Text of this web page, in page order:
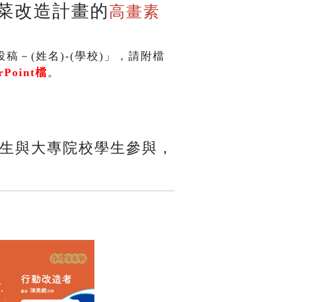
改造計畫的高畫素
稿－(姓名)-(學校)」，請附檔
檔。
與大專院校學生參與，